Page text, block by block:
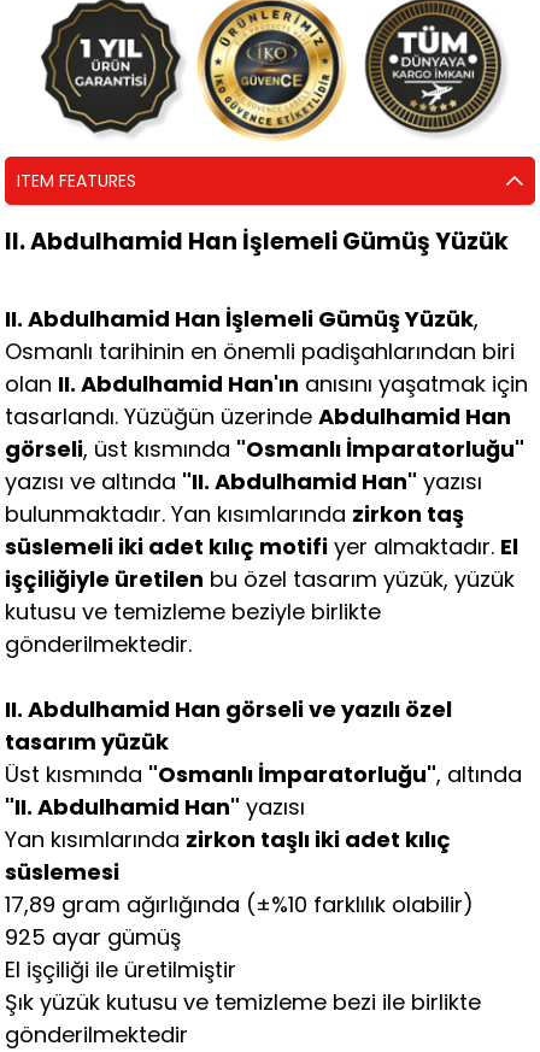
ITEM FEATURES
II. Abdulhamid Han İşlemeli Gümüş Yüzük
II. Abdulhamid Han İşlemeli Gümüş Yüzük,
Osmanlı tarihinin en önemli padişahlarından biri
olan II. Abdulhamid Han'ın anısını yaşatmak için
tasarlandı. Yüzüğün üzerindeAbdulhamid Han
görseli, üst kısmında "Osmanlı İmparatorluğu"
yazısı ve altında "II. Abdulhamid Han" yazısı
bulunmaktadır. Yan kısımlarında zirkon taş
süslemeli iki adet kılıç motifi yer almaktadır. El
işçiliğiyle üretilen bu özel tasarım yüzük, yüzük
kutusu ve temizleme beziyle birlikte
gönderilmektedir.
II. Abdulhamid Han görseli ve yazılı özel
tasarım yüzük
Üst kısmında "Osmanlı İmparatorluğu", altında
"II. Abdulhamid Han" yazısı
Yan kısımlarında zirkon taşlı iki adet kılıç
süslemesi
17,89 gram ağırlığında (±%10 farklılık olabilir)
925 ayar gümüş
El işçiliği ile üretilmiştir
Şık yüzük kutusu ve temizleme bezi ile birlikte
gönderilmektedir